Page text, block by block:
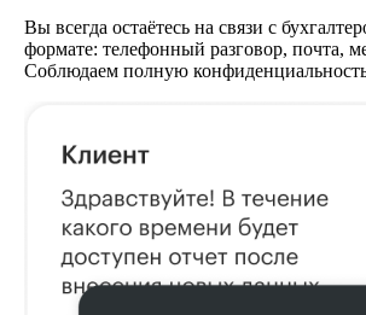
Вы всегда остаётесь на связи с
формате: телефонный разговор, почта,
Соблюдаем полную